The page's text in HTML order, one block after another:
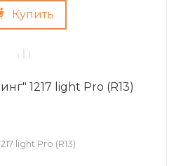
Купить
1217 light Pro (R13)
light Pro (R13)